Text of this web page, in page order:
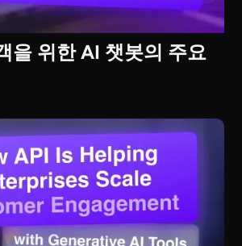
을 위한 AI 챗봇의 주요